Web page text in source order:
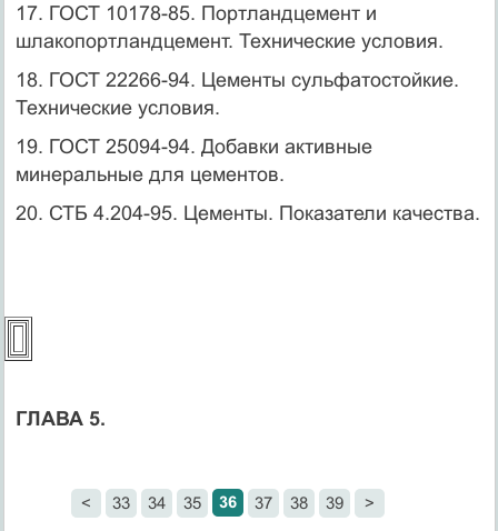
17. ГОСТ 10178-85. Портландцемент и
шлакопортландцемент. Технические условия.
18. ГОСТ 22266-94. Цементы сульфатостойкие.
Технические условия.
19. ГОСТ 25094-94. Добавки активные
минеральные для цементов.
20. СТБ 4.204-95. Цементы. Показатели качества.
ГЛАВА 5.
< 33 34 35 36 37 38 39 >